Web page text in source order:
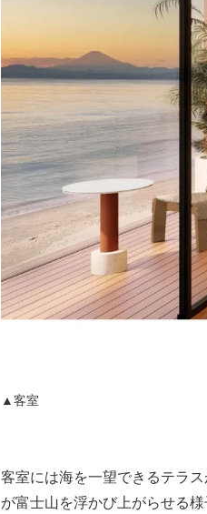
▲客室
客室には海を一望できるテラ
が富士山を浮かび上がらせる